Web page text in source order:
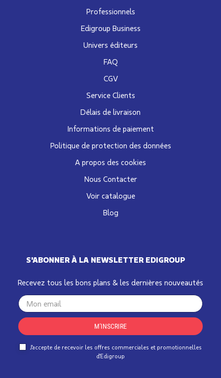
S'ABONNER À LA NEWSLETTER EDIGROUP
Recevez tous les bons plans & les dernières nouveautés
Your
email
M'INSCRIRE
J'accepte de recevoir les offres commerciales et promotionnelles
d'Edigroup
Professionnels
Edigroup Business
Univers éditeurs
FAQ
CGV
Service Clients
Délais de livraison
Informations de paiement
Politique de protection des données
A propos des cookies
Nous Contacter
Voir catalogue
Blog